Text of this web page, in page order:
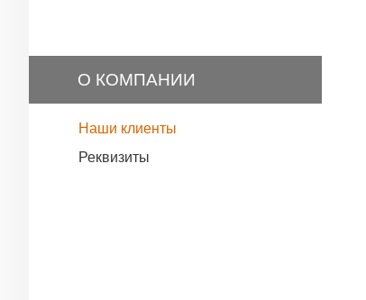
О КОМПАНИИ
Наши клиенты
Реквизиты